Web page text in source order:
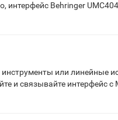
интерфейс Behringer
или линейные
и связывайте интерфейс с